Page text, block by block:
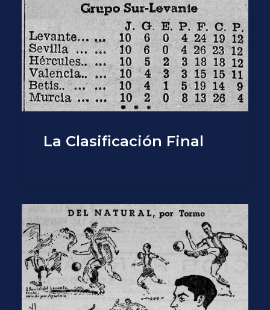
La Clasificación Final